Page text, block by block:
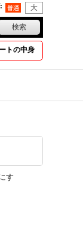
:
トの中身
す